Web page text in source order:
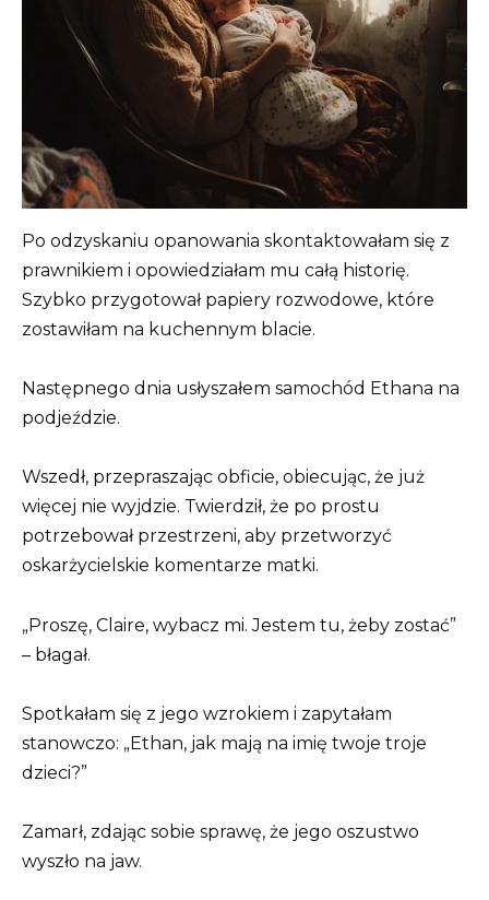
Po odzyskaniu opanowania skontaktowałam się z
prawnikiem i opowiedziałam mu całą historię.
Szybko przygotował papiery rozwodowe, które
zostawiłam na kuchennym blacie.
Następnego dnia usłyszałem samochód Ethana na
podjeździe.
Wszedł, przepraszając obficie, obiecując, że już
więcej nie wyjdzie. Twierdził, że po prostu
potrzebował przestrzeni, aby przetworzyć
oskarżycielskie komentarze matki.
„Proszę, Claire, wybacz mi. Jestem tu, żeby zostać”
– błagał.
Spotkałam się z jego wzrokiem i zapytałam
stanowczo: „Ethan, jak mają na imię twoje troje
dzieci?”
Zamarł, zdając sobie sprawę, że jego oszustwo
wyszło na jaw.